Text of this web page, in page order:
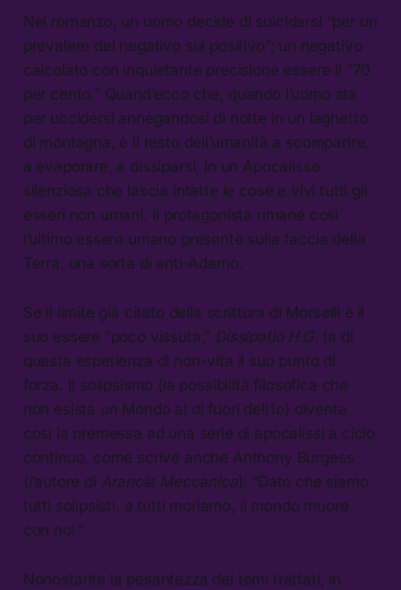
Nel romanzo, un uomo decide di suicidarsi “per un
prevalere del negativo sul positivo”; un negativo
calcolato con inquietante precisione essere il “70
per cento.” Quand’ecco che, quando l’uomo sta
per uccidersi annegandosi di notte in un laghetto
di montagna, è il resto dell’umanità a scomparire,
a evaporare, a dissiparsi, in un Apocalisse
silenziosa che lascia intatte le cose e vivi tutti gli
esseri non umani. Il protagonista rimane così
l’ultimo essere umano presente sulla faccia della
Terra, una sorta di anti-Adamo.
Se il limite già citato della scrittura di Morselli è il
suo essere “poco vissuta,” Dissipatio H.G.fa di
questa esperienza di non-vita il suo punto di
forza. Il solipsismo (la possibilità filosofica che
non esista un Mondo al di fuori dell’Io) diventa
così la premessa ad una serie di apocalissi a ciclo
continuo, come scrive anche Anthony Burgess
(l’autore di Arancia Meccanica): “Dato che siamo
tutti solipsisti, e tutti moriamo, il mondo muore
con noi.”
Nonostante la pesantezza dei temi trattati, in